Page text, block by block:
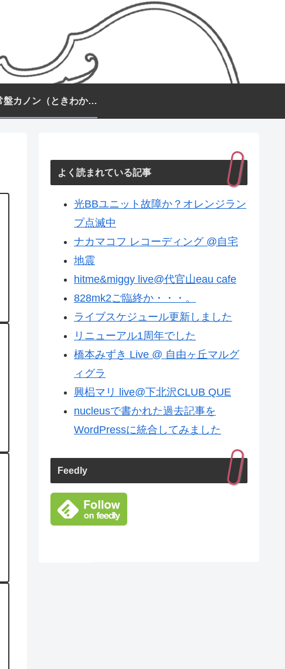
常盤カノン（ときわかのん）
よく読まれている記事
光BBユニット故障か？オレンジラン
プ点滅中
ナカマコフ レコーディング @自宅
地震
hitme&miggy live@代官山eau cafe
828mk2ご臨終か・・・。
ライブスケジュール更新しました
リニューアル1周年でした
橋本みずき Live @ 自由ヶ丘マルグ
ィグラ
興梠マリ live@下北沢CLUB QUE
nucleusで書かれた過去記事を
WordPressに統合してみました
Feedly